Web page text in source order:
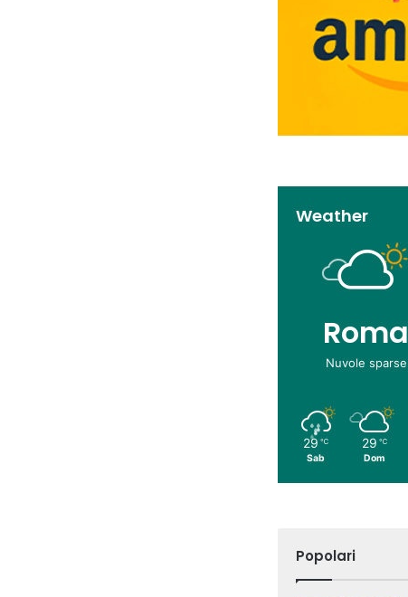
Weather
Roma
Nuvole sparse
29 ℃
Sab
29 ℃
Dom
Popolari